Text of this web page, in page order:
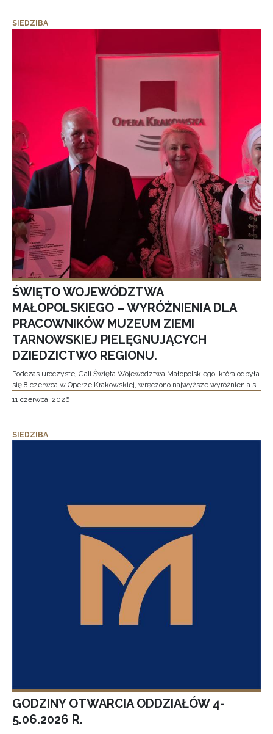
SIEDZIBA
ŚWIĘTO WOJEWÓDZTWA
MAŁOPOLSKIEGO – WYRÓŻNIENIA DLA
PRACOWNIKÓW MUZEUM ZIEMI
TARNOWSKIEJ PIELĘGNUJĄCYCH
DZIEDZICTWO REGIONU.
Podczas uroczystej Gali Święta Województwa Małopolskiego, która odbyła
się 8 czerwca w Operze Krakowskiej, wręczono najwyższe wyróżnienia s
11 czerwca, 2026
SIEDZIBA
GODZINY OTWARCIA ODDZIAŁÓW 4-
5.06.2026 R.